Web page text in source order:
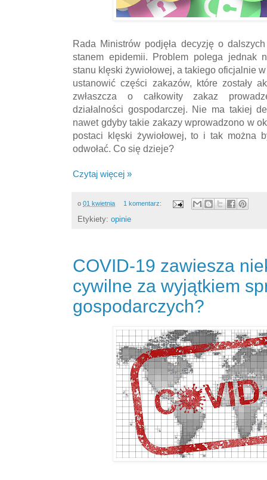
Rada Ministrów podjęła decyzję o
stanem epidemii. Problem polega jednak
stanu klęski żywiołowej, a takiego oficjalnie
ustanowić części zakazów, które zostały
zwłaszcza o całkowity zakaz
działalności gospodarczej. Nie ma takiej
nawet gdyby takie zakazy wprowadzono w
postaci klęski żywiołowej, to i tak można
odwołać. Co się dzieje?
Czytaj więcej »
o 01 kwietnia 1 komentarz:
Etykiety: opinie
COVID-19 zawiesza
cywilne za wyjątkiem
gospodarczych?